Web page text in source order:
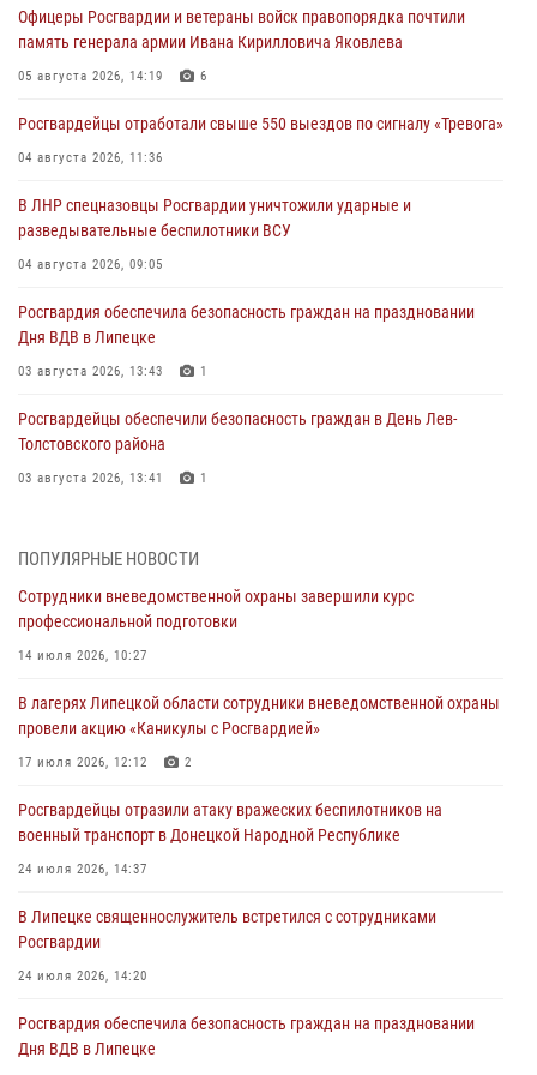
Офицеры Росгвардии и ветераны войск правопорядка почтили
память генерала армии Ивана Кирилловича Яковлева
05 августа 2026, 14:19 6
Росгвардейцы отработали свыше 550 выездов по сигналу «Тревога»
04 августа 2026, 11:36
В ЛНР спецназовцы Росгвардии уничтожили ударные и
разведывательные беспилотники ВСУ
04 августа 2026, 09:05
Росгвардия обеспечила безопасность граждан на праздновании
Дня ВДВ в Липецке
03 августа 2026, 13:43 1
Росгвардейцы обеспечили безопасность граждан в День Лев-
Толстовского района
03 августа 2026, 13:41 1
(видео)
Росгвардия обеспечила охрану порядка во время проведения
фестивалей в Липецке
Сотрудники Росгвардии продолжают контроль безопасности
детских оздоровительно-образовательных объектов в Липецкой
31 июля 2026, 14:17
Росгвардия обеспечивает безопасность граждан на южном
1
ПОПУЛЯРНЫЕ НОВОСТИ
Сотрудники вневедомственной охраны завершили курс
профессиональной подготовки
14 июля 2026, 10:27
В лагерях Липецкой области сотрудники вневедомственной охраны
провели акцию «Каникулы с Росгвардией»
17 июля 2026, 12:12 2
Росгвардейцы отразили атаку вражеских беспилотников на
военный транспорт в Донецкой Народной Республике
24 июля 2026, 14:37
В Липецке священнослужитель встретился с сотрудниками
Росгвардии
24 июля 2026, 14:20
Росгвардия обеспечила безопасность граждан на праздновании
Дня ВДВ в Липецке